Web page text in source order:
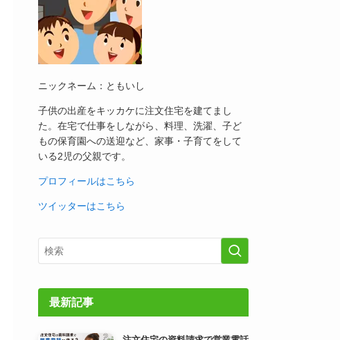
ニックネーム：ともいし
子供の出産をキッカケに注文住宅を建てまし
た。在宅で仕事をしながら、料理、洗濯、子ど
もの保育園への送迎など、家事・子育てをして
いる2児の父親です。
プロフィールはこちら
ツイッターはこちら
最新記事